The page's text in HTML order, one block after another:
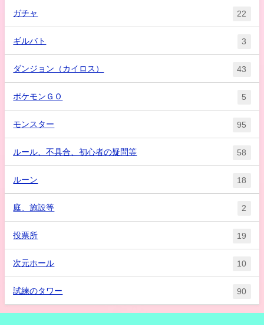
ガチャ 22
ギルバト 3
ダンジョン（カイロス） 43
ポケモンＧＯ 5
モンスター 95
ルール、不具合、初心者の疑問等 58
ルーン 18
庭、施設等 2
投票所 19
次元ホール 10
試練のタワー 90